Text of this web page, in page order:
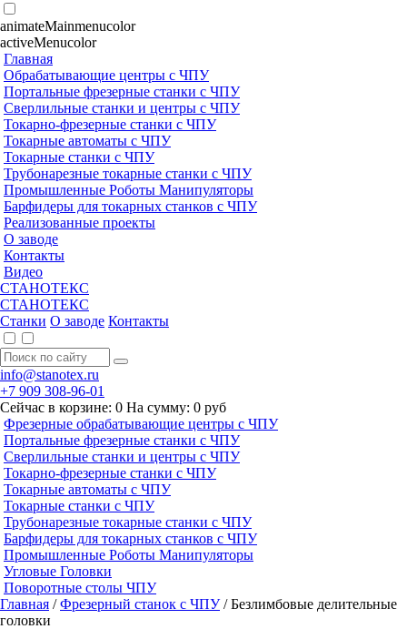
animateMainmenucolor
activeMenucolor
Главная
Обрабатывающие центры с ЧПУ
Портальные фрезерные станки с ЧПУ
Сверлильные станки и центры с ЧПУ
Токарно-фрезерные станки с ЧПУ
Токарные автоматы с ЧПУ
Токарные станки с ЧПУ
Трубонарезные токарные станки с ЧПУ
Промышленные Роботы Манипуляторы
Барфидеры для токарных станков с ЧПУ
Реализованные проекты
О заводе
Контакты
Видео
СТАНОТЕКС
СТАНОТЕКС
Станки О заводе Контакты
info@stanotex.ru
+7 909 308-96-01
Сейчас в корзине: 0 На сумму: 0 руб
Фрезерные обрабатывающие центры с ЧПУ
Портальные фрезерные станки с ЧПУ
Сверлильные станки и центры с ЧПУ
Токарно-фрезерные станки с ЧПУ
Токарные автоматы с ЧПУ
Токарные станки с ЧПУ
Трубонарезные токарные станки с ЧПУ
Барфидеры для токарных станков с ЧПУ
Промышленные Роботы Манипуляторы
Угловые Головки
Поворотные столы ЧПУ
Главная /Фрезерный станок с ЧПУ/ Безлимбовые делительные
головки